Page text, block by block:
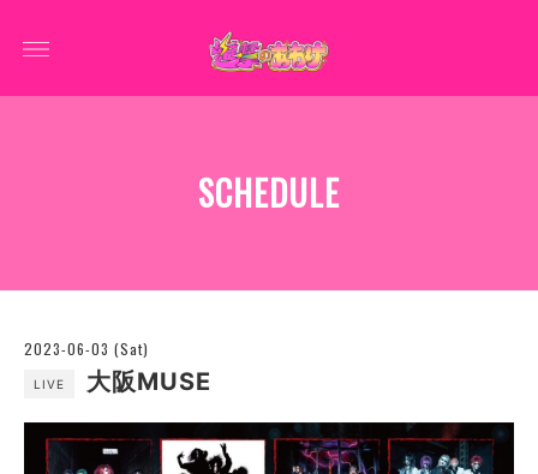
SCHEDULE
2023-06-03 (Sat)
LIVE 大阪MUSE